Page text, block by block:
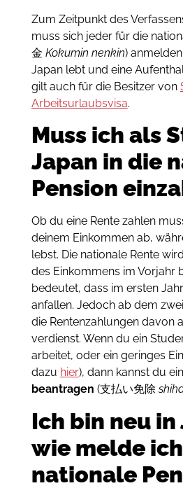
Zum Zeitpunkt des
muss sich jeder für die
金 Kokumin nenkin)
Japan lebt und eine
gilt auch für die Besitzer von
Arbeitsurlaubsvisa.
Muss ich als
Japan in die
Pension
Ob du eine Rente zahlen
deinem Einkommen ab,
lebst. Die nationale Rente
des Einkommens im Vorjahr
bedeutet, dass im ersten
anfallen. Jedoch ab dem
die Rentenzahlungen davon
verdienst. Wenn du ein
arbeitet, oder ein geringes
dazu hier), dann kannst du
beantragen (支払い免除
Ich bin neu in
wie melde
nationale